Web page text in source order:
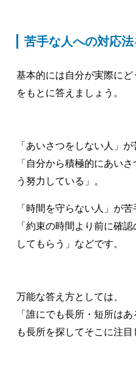
苦手な人への対応
基本的には自分が実際に
をもとに答えましょう。
「あいさつをしない人」が
「自分から積極的にあい
う努力している」。
「時間を守らない人」が苦
「約束の時間より前に確
してもらう」などです。
万能な答え方としては、
「誰にでも長所・短所は
も長所を探してそこに注目